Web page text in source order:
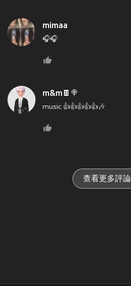
mimaa
🎧🎧
m&m🍫🍭
music 👍👍👍👍👍🎶
查看更多評論